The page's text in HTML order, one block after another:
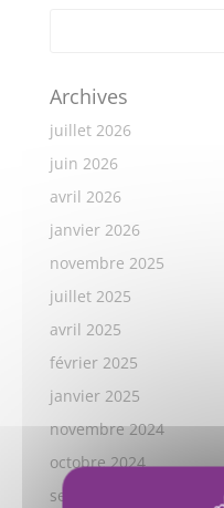
Archives
juillet 2026
juin 2026
avril 2026
janvier 2026
novembre 2025
juillet 2025
avril 2025
février 2025
janvier 2025
novembre 2024
octobre 2024
septembre 2024